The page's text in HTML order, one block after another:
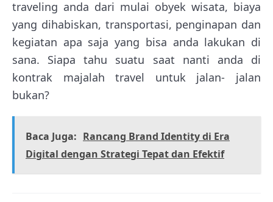
traveling anda dari mulai obyek wisata, biaya
yang dihabiskan, transportasi, penginapan dan
kegiatan apa saja yang bisa anda lakukan di
sana. Siapa tahu suatu saat nanti anda di
kontrak majalah travel untuk jalan- jalan
bukan?
Baca Juga: Rancang Brand Identity di Era
Digital dengan Strategi Tepat dan Efektif